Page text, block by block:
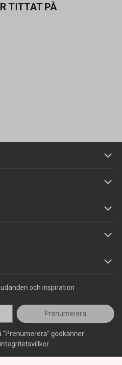
TITTAT PÅ
och inspiration
Prenumerera
"Prenumerera" godkänner